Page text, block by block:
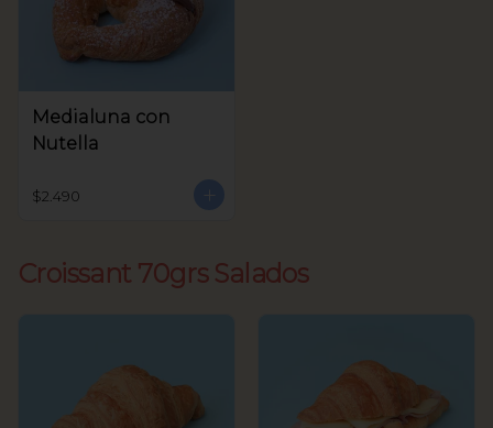
Medialuna con
Nutella
$2.490
Croissant 70grs Salados